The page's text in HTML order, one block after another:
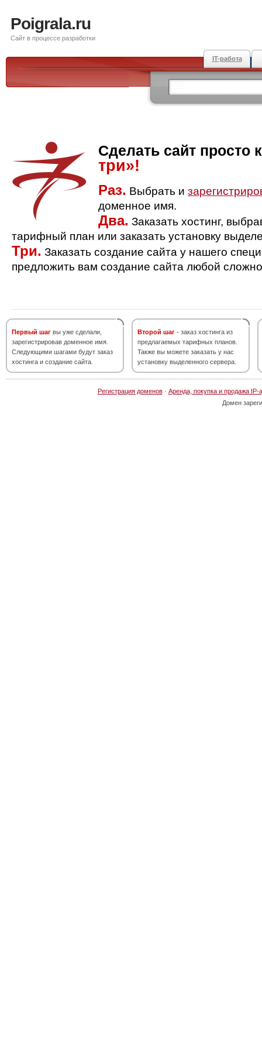
Poigrala.ru
Сайт в процессе разработки
IT-работа
Сделать сайт просто
три»!
Раз. Выбрать и
доменное имя.
Два. Заказать хостинг,
тарифный план или заказать установку
Три. Заказать создание сайта у нашего
предложить вам создание сайта любой
Первый шаг вы уже сделали,
зарегистрировав доменное имя.
Следующими шагами будут заказ
хостинга и создание сайта.
Второй шаг - заказ хостинга из
предлагаемых тарифных планов.
Также вы можете заказать у нас
установку выделенного сервера.
Регистрация доменов· Аренда, покупка и продажа IP-
Домен